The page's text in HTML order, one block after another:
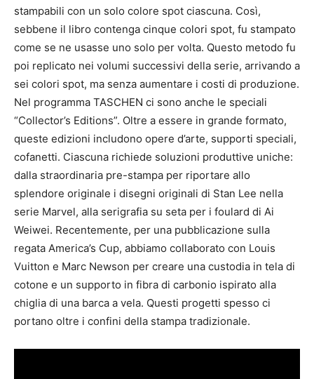
stampabili con un solo colore spot ciascuna. Così,
sebbene il libro contenga cinque colori spot, fu stampato
come se ne usasse uno solo per volta. Questo metodo fu
poi replicato nei volumi successivi della serie, arrivando a
sei colori spot, ma senza aumentare i costi di produzione.
Nel programma TASCHEN ci sono anche le speciali
“Collector’s Editions”. Oltre a essere in grande formato,
queste edizioni includono opere d’arte, supporti speciali,
cofanetti. Ciascuna richiede soluzioni produttive uniche:
dalla straordinaria pre-stampa per riportare allo
splendore originale i disegni originali di Stan Lee nella
serie Marvel, alla serigrafia su seta per i foulard di Ai
Weiwei. Recentemente, per una pubblicazione sulla
regata America’s Cup, abbiamo collaborato con Louis
Vuitton e Marc Newson per creare una custodia in tela di
cotone e un supporto in fibra di carbonio ispirato alla
chiglia di una barca a vela. Questi progetti spesso ci
portano oltre i confini della stampa tradizionale.